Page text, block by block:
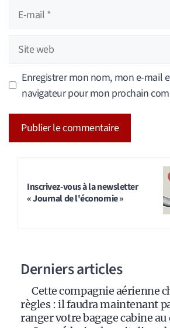
Site
web
Enregistrer mon nom, mon e-mail
navigateur pour mon prochain
Inscrivez-vous à la newsletter
« Journal de l'économie »
Derniers articles
Cette compagnie aérienne
règles : il faudra maintenant
ranger votre bagage cabine au